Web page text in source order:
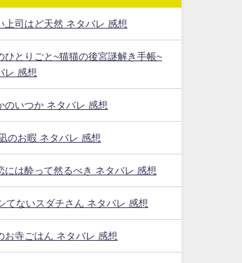
上司はど天然 ネタバレ 感想
ひとりごと~猫猫の後宮謎解き手帳~
レ 感想
のいつか ネタバレ 感想
のお暇 ネタバレ 感想
には酔って然るべき ネタバレ 感想
てないスダチさん ネタバレ 感想
お寺ごはん ネタバレ 感想